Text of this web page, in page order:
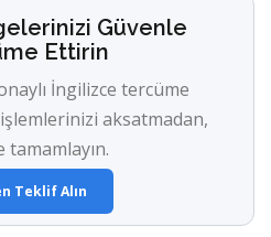
Güvenle
Ettirin
İngilizce tercüme
aksatmadan,
tamamlayın.
Teklif Alın